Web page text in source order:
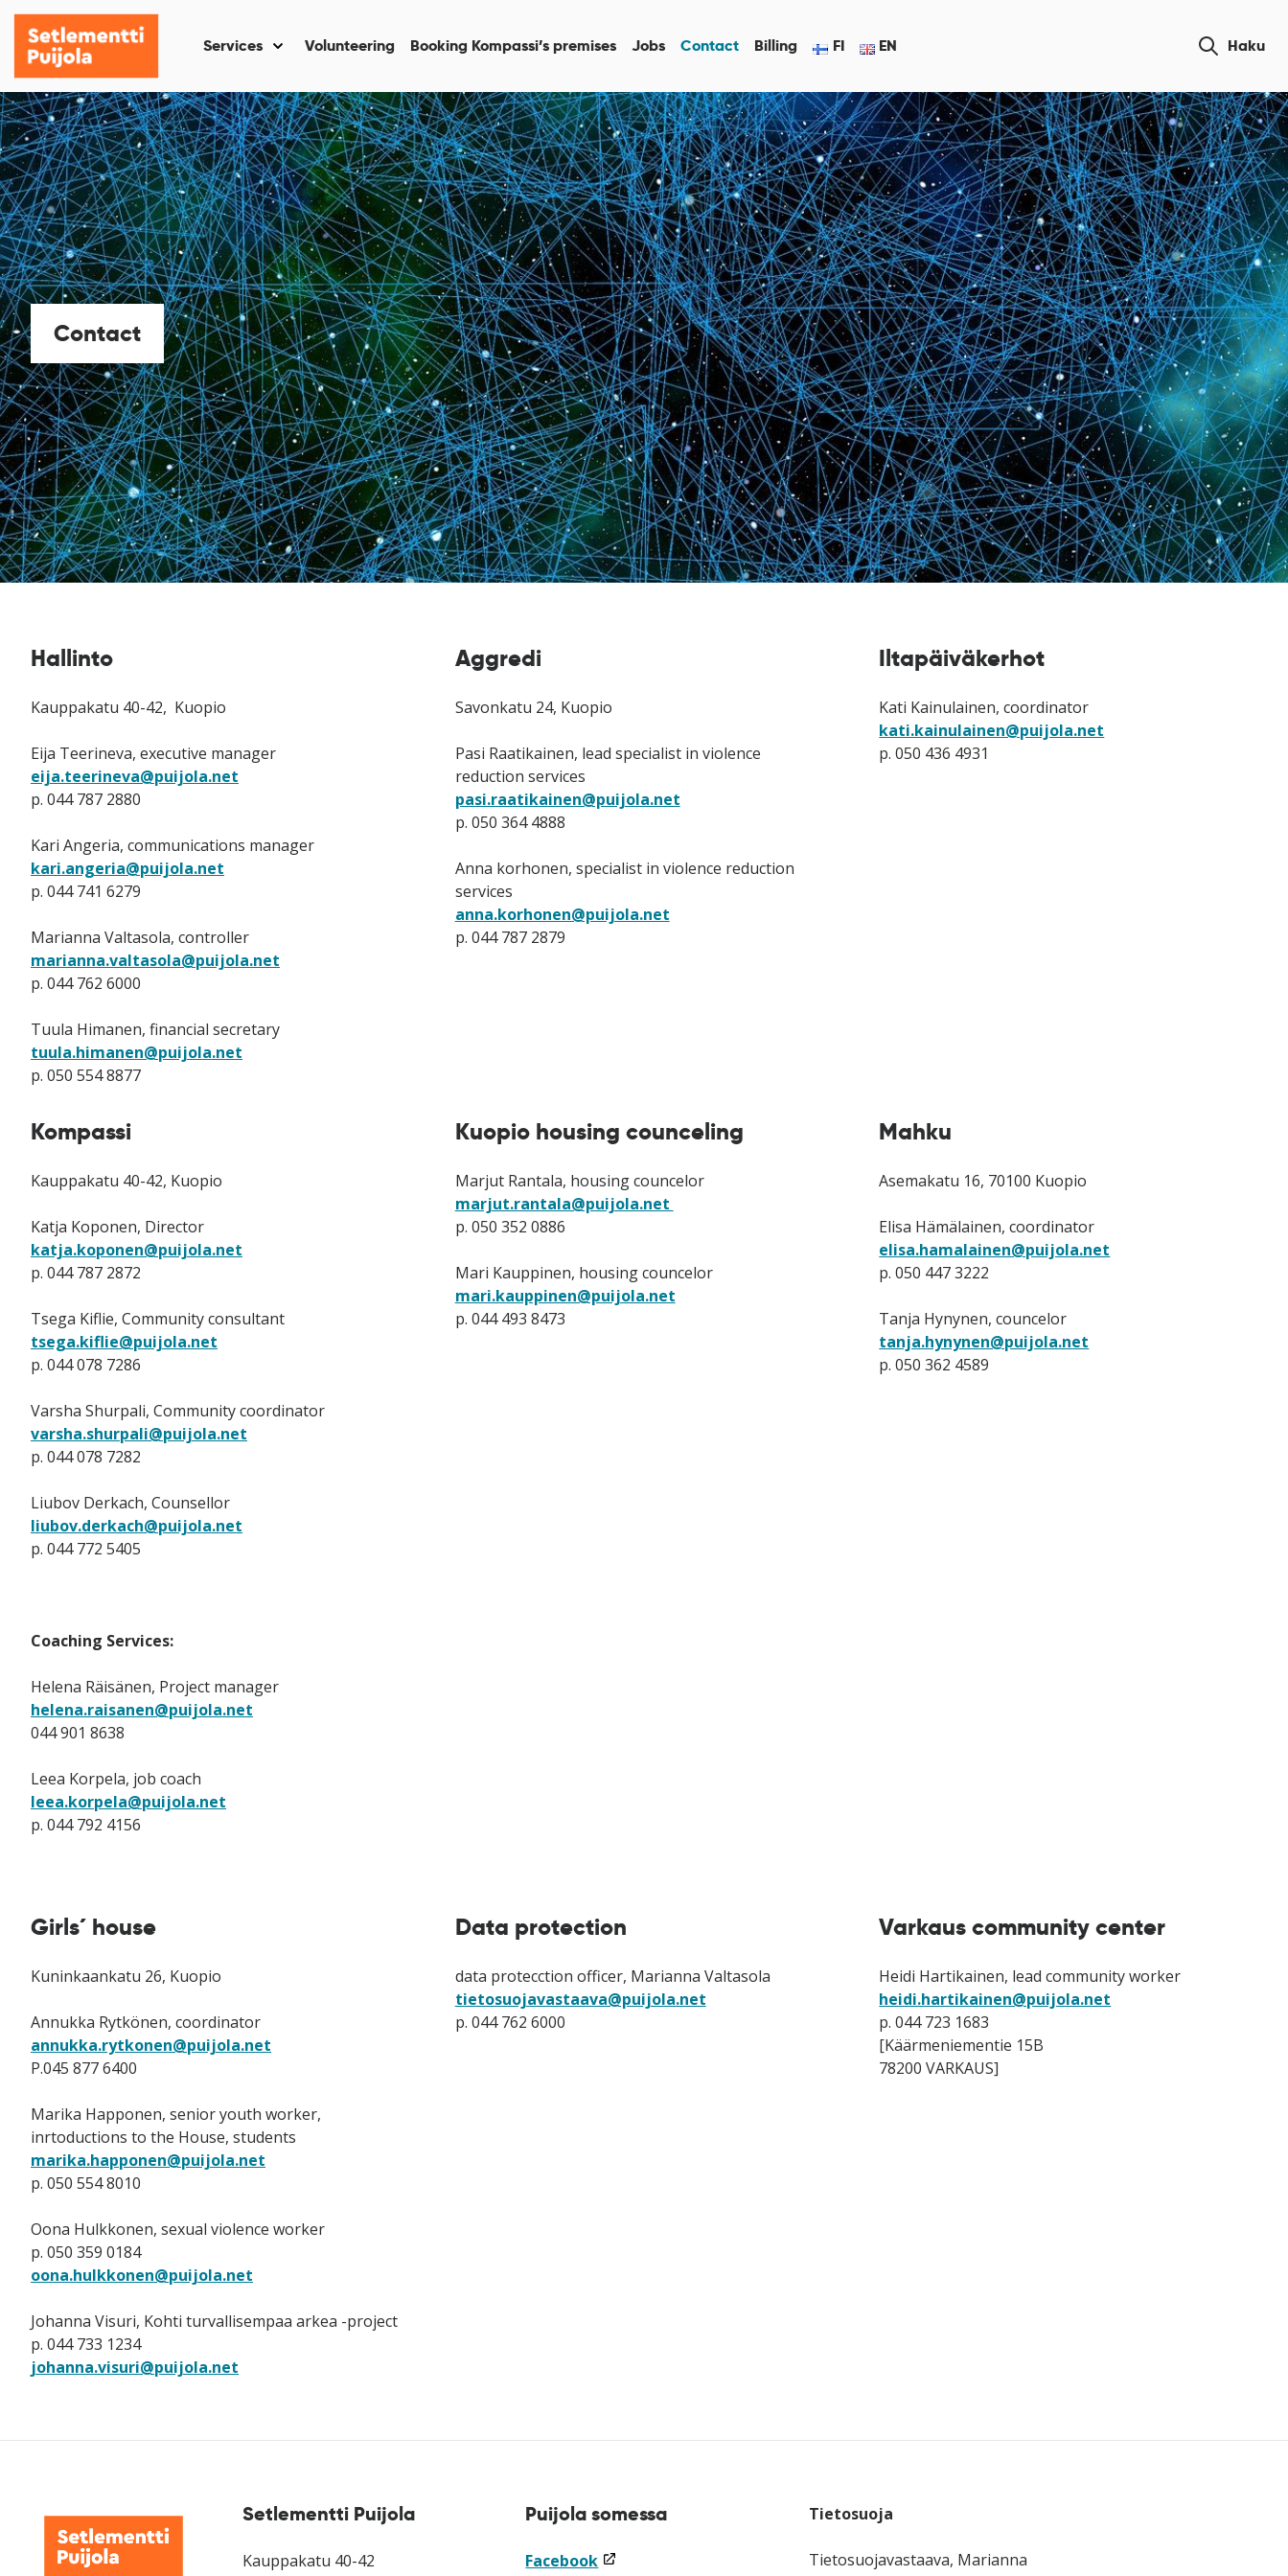
Skip
content
Setlementti
Puijola
Services
Näytä
kohteelle
“Services
”
Volunteering Booking Kompassi’s premises Jobs Contact Billing FI EN
Etsi
Haku
Contact
Hallinto
Kauppakatu 40-42, Kuopio
Eija Teerineva, executive manager
eija.teerineva@puijola.net
p. 044 787 2880
Kari Angeria, communications manager
kari.angeria@puijola.net
p. 044 741 6279
Marianna Valtasola, controller
marianna.valtasola@puijola.net
p. 044 762 6000
Tuula Himanen, financial secretary
tuula.himanen@puijola.net
p. 050 554 8877
Aggredi
Savonkatu 24, Kuopio
Pasi Raatikainen, lead specialist in violence
reduction services
pasi.raatikainen@puijola.net
p. 050 364 4888
Anna korhonen, specialist in violence reduction
services
anna.korhonen@puijola.net
p. 044 787 2879
Iltapäiväkerhot
Kati Kainulainen, coordinator
kati.kainulainen@puijola.net
p. 050 436 4931
Kompassi
Kauppakatu 40-42, Kuopio
Katja Koponen, Director
katja.koponen@puijola.net
p. 044 787 2872
Tsega Kiflie, Community consultant
tsega.kiflie@puijola.net
p. 044 078 7286
Varsha Shurpali, Community coordinator
varsha.shurpali@puijola.net
p. 044 078 7282
Liubov Derkach, Counsellor
liubov.derkach@puijola.net
p. 044 772 5405
Coaching Services:
Helena Räisänen, Project manager
helena.raisanen@puijola.net
044 901 8638
Leea Korpela, job coach
leea.korpela@puijola.net
p. 044 792 4156
Kuopio housing counceling
Marjut Rantala, housing councelor
marjut.rantala@puijola.net
p. 050 352 0886
Mari Kauppinen, housing councelor
mari.kauppinen@puijola.net
p. 044 493 8473
Mahku
Asemakatu 16, 70100 Kuopio
Elisa Hämälainen, coordinator
elisa.hamalainen@puijola.net
p. 050 447 3222
Tanja Hynynen, councelor
tanja.hynynen@puijola.net
p. 050 362 4589
Girls´ house
Kuninkaankatu 26, Kuopio
Annukka Rytkönen, coordinator
annukka.rytkonen@puijola.net
P.045 877 6400
Marika Happonen, senior youth worker,
inrtoductions to the House, students
marika.happonen@puijola.net
p. 050 554 8010
Oona Hulkkonen, sexual violence worker
p. 050 359 0184
oona.hulkkonen@puijola.net
Johanna Visuri, Kohti turvallisempaa arkea -project
p. 044 733 1234
johanna.visuri@puijola.net
Data protection
data protecction officer, Marianna Valtasola
tietosuojavastaava@puijola.net
p. 044 762 6000
Varkaus community center
Heidi Hartikainen, lead community worker
heidi.hartikainen@puijola.net
p. 044 723 1683
[Käärmeniementie 15B
78200 VARKAUS]
Setlementti Puijola
Kauppakatu 40-42
Puijola somessa
Facebook(linkki
Tietosuoja
Tietosuojavastaava, Marianna